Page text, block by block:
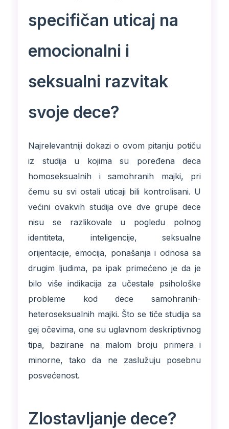
specifičan uticaj na
emocionalni i
seksualni razvitak
svoje dece?
Najrelevantniji dokazi o ovom pitanju potiču
iz studija u kojima su poređena deca
homoseksualnih i samohranih majki, pri
čemu su svi ostali uticaji bili kontrolisani. U
većini ovakvih studija ove dve grupe dece
nisu se razlikovale u pogledu polnog
identiteta, inteligencije, seksualne
orijentacije, emocija, ponašanja i odnosa sa
drugim ljudima, pa ipak primećeno je da je
bilo više indikacija za učestale psihološke
probleme kod dece samohranih-
heteroseksualnih majki. Što se tiče studija sa
gej očevima, one su uglavnom deskriptivnog
tipa, bazirane na malom broju primera i
minorne, tako da ne zaslužuju posebnu
posvećenost.
Zlostavljanje dece?